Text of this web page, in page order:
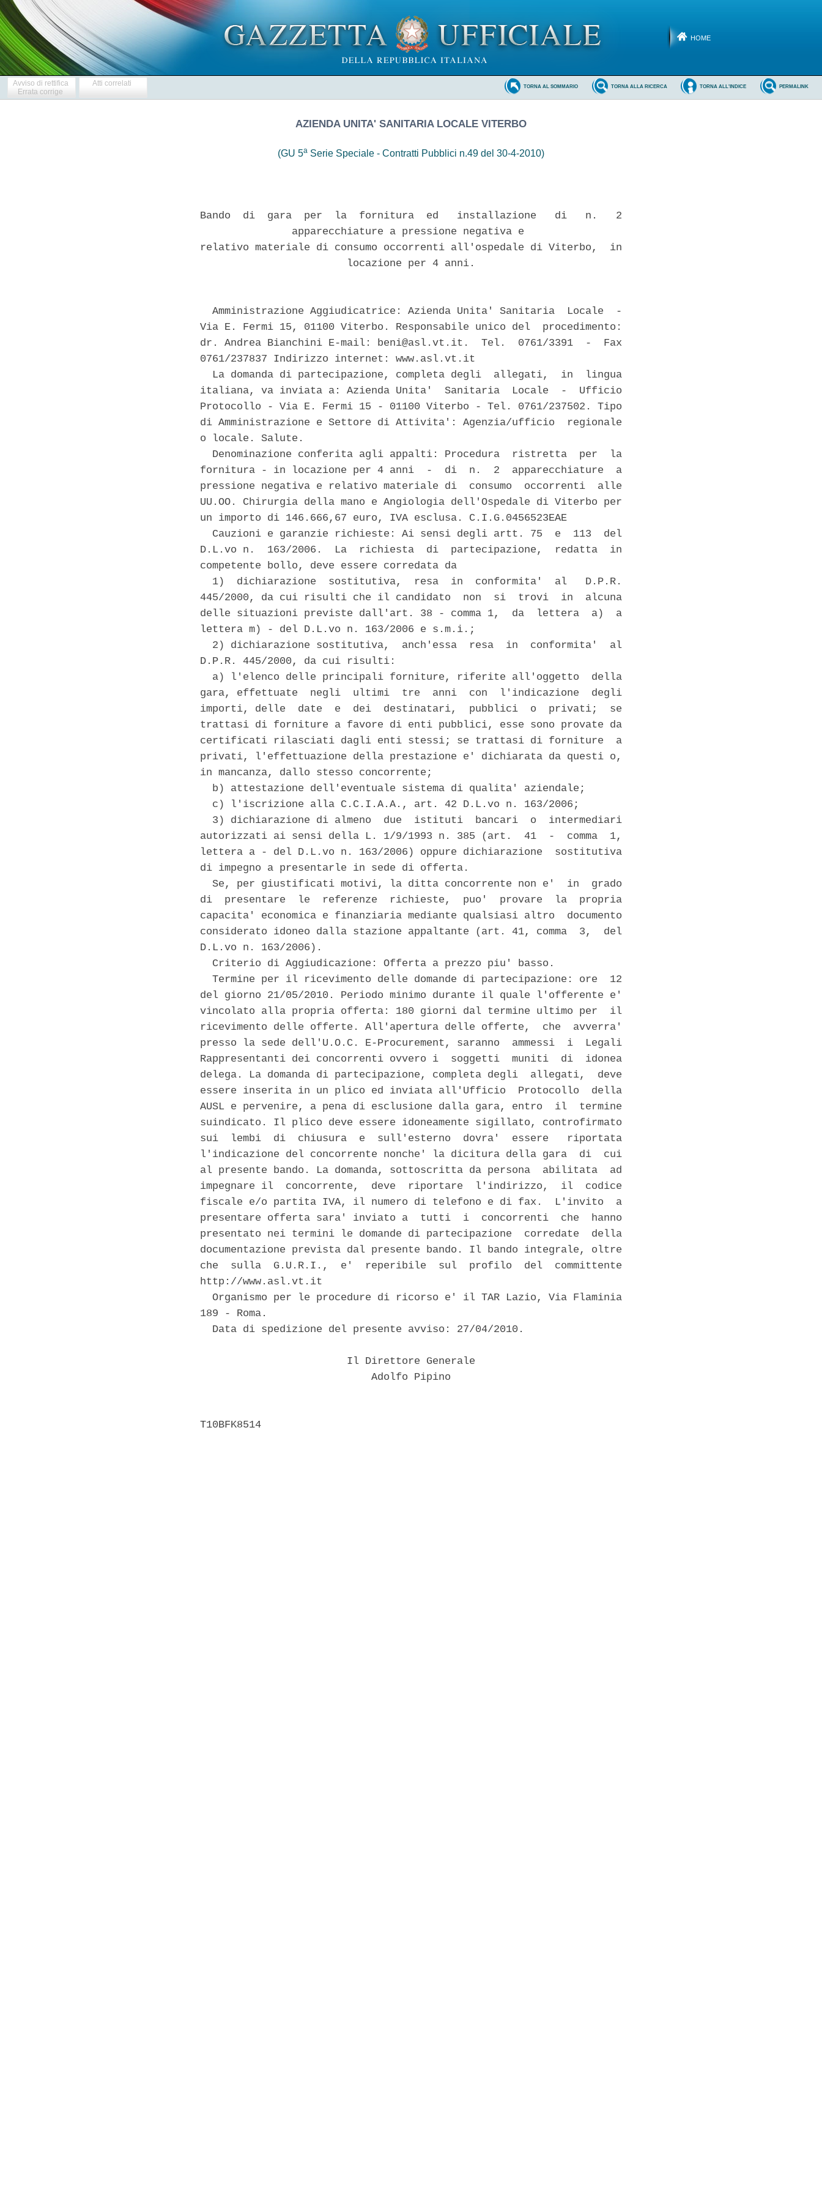
HOME
Avviso di rettifica
Errata corrige
Atti correlati PERMALINK
TORNA ALL'INDICE
TORNA ALLA RICERCA
TORNA AL SOMMARIO
AZIENDA UNITA' SANITARIA LOCALE VITERBO
(GU 5a Serie Speciale - Contratti Pubblici n.49 del 30-4-2010)
Bando  di  gara  per  la  fornitura  ed   installazione   di   n.   2
               apparecchiature a pressione negativa e
relativo materiale di consumo occorrenti all'ospedale di Viterbo,  in
                        locazione per 4 anni.
  Amministrazione Aggiudicatrice: Azienda Unita' Sanitaria  Locale  -
Via E. Fermi 15, 01100 Viterbo. Responsabile unico del  procedimento:
dr. Andrea Bianchini E-mail: beni@asl.vt.it.  Tel.  0761/3391  -  Fax
0761/237837 Indirizzo internet: www.asl.vt.it
  La domanda di partecipazione, completa degli  allegati,  in  lingua
italiana, va inviata a: Azienda Unita'  Sanitaria  Locale  -  Ufficio
Protocollo - Via E. Fermi 15 - 01100 Viterbo - Tel. 0761/237502. Tipo
di Amministrazione e Settore di Attivita': Agenzia/ufficio  regionale
o locale. Salute.
  Denominazione conferita agli appalti: Procedura  ristretta  per  la
fornitura - in locazione per 4 anni  -  di  n.  2  apparecchiature  a
pressione negativa e relativo materiale di  consumo  occorrenti  alle
UU.OO. Chirurgia della mano e Angiologia dell'Ospedale di Viterbo per
un importo di 146.666,67 euro, IVA esclusa. C.I.G.0456523EAE
  Cauzioni e garanzie richieste: Ai sensi degli artt. 75  e  113  del
D.L.vo n.  163/2006.  La  richiesta  di  partecipazione,  redatta  in
competente bollo, deve essere corredata da
  1)  dichiarazione  sostitutiva,  resa  in  conformita'  al   D.P.R.
445/2000, da cui risulti che il candidato  non  si  trovi  in  alcuna
delle situazioni previste dall'art. 38 - comma 1,  da  lettera  a)  a
lettera m) - del D.L.vo n. 163/2006 e s.m.i.;
  2) dichiarazione sostitutiva,  anch'essa  resa  in  conformita'  al
D.P.R. 445/2000, da cui risulti:
  a) l'elenco delle principali forniture, riferite all'oggetto  della
gara, effettuate  negli  ultimi  tre  anni  con  l'indicazione  degli
importi, delle  date  e  dei  destinatari,  pubblici  o  privati;  se
trattasi di forniture a favore di enti pubblici, esse sono provate da
certificati rilasciati dagli enti stessi; se trattasi di forniture  a
privati, l'effettuazione della prestazione e' dichiarata da questi o,
in mancanza, dallo stesso concorrente;
  b) attestazione dell'eventuale sistema di qualita' aziendale;
  c) l'iscrizione alla C.C.I.A.A., art. 42 D.L.vo n. 163/2006;
  3) dichiarazione di almeno  due  istituti  bancari  o  intermediari
autorizzati ai sensi della L. 1/9/1993 n. 385 (art.  41  -  comma  1,
lettera a - del D.L.vo n. 163/2006) oppure dichiarazione  sostitutiva
di impegno a presentarle in sede di offerta.
  Se, per giustificati motivi, la ditta concorrente non e'  in  grado
di  presentare  le  referenze  richieste,  puo'  provare  la  propria
capacita' economica e finanziaria mediante qualsiasi altro  documento
considerato idoneo dalla stazione appaltante (art. 41, comma  3,  del
D.L.vo n. 163/2006).
  Criterio di Aggiudicazione: Offerta a prezzo piu' basso.
  Termine per il ricevimento delle domande di partecipazione: ore  12
del giorno 21/05/2010. Periodo minimo durante il quale l'offerente e'
vincolato alla propria offerta: 180 giorni dal termine ultimo per  il
ricevimento delle offerte. All'apertura delle offerte,  che  avverra'
presso la sede dell'U.O.C. E-Procurement, saranno  ammessi  i  Legali
Rappresentanti dei concorrenti ovvero i  soggetti  muniti  di  idonea
delega. La domanda di partecipazione, completa degli  allegati,  deve
essere inserita in un plico ed inviata all'Ufficio  Protocollo  della
AUSL e pervenire, a pena di esclusione dalla gara, entro  il  termine
suindicato. Il plico deve essere idoneamente sigillato, controfirmato
sui  lembi  di  chiusura  e  sull'esterno  dovra'  essere   riportata
l'indicazione del concorrente nonche' la dicitura della gara  di  cui
al presente bando. La domanda, sottoscritta da persona  abilitata  ad
impegnare il  concorrente,  deve  riportare  l'indirizzo,  il  codice
fiscale e/o partita IVA, il numero di telefono e di fax.  L'invito  a
presentare offerta sara' inviato a  tutti  i  concorrenti  che  hanno
presentato nei termini le domande di partecipazione  corredate  della
documentazione prevista dal presente bando. Il bando integrale, oltre
che  sulla  G.U.R.I.,  e'  reperibile  sul  profilo  del  committente
http://www.asl.vt.it
  Organismo per le procedure di ricorso e' il TAR Lazio, Via Flaminia
189 - Roma.
  Data di spedizione del presente avviso: 27/04/2010.
                        Il Direttore Generale
                            Adolfo Pipino